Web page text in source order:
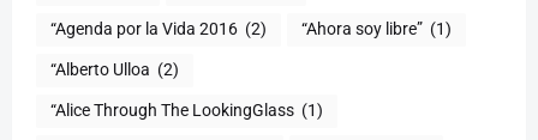
“Agenda por la Vida 2016 (2) “Ahora soy libre” (1)
“Alberto Ulloa (2)
“Alice Through The LookingGlass (1)